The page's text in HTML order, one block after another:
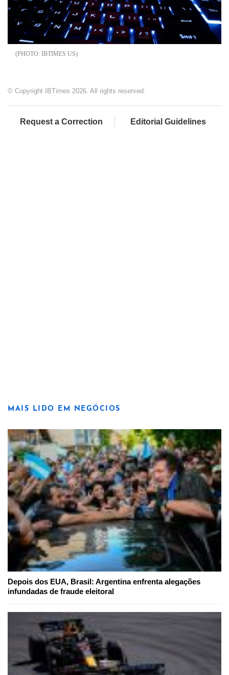
IBTIMES US
© Copyright IBTimes 2026. All rights reserved.
Request a Correction Editorial Guidelines
MAIS LIDO EM NEGÓCIOS
Depois dos EUA, Brasil: Argentina enfrenta alegações
infundadas de fraude eleitoral